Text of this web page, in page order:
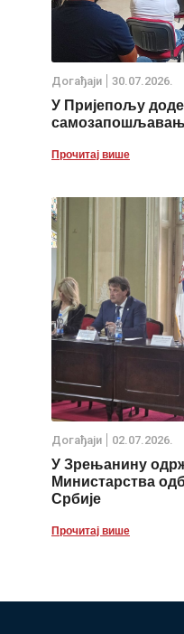
Дoгађаjи 30.07.2026.
У Пријепољу
Прочитај више
Дoгађаjи 02.07.2026.
У Зрењанину
Министарства
Србије
Прочитај више